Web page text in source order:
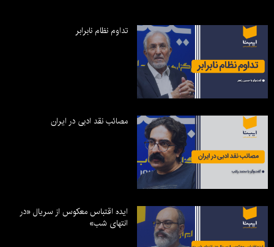
تداوم نظام نابرابر
مصائب نقد ادبی در ایران
ایده اقتباس معکوس از سریال «در
انتهای شب»